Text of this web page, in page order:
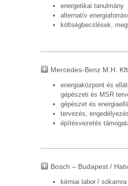
energetikai tanulmány
alternatív
költségbecslések,
Mercedes-Benz M.H.
energiaközpont és
gépészeti és MSR
gépészet és
tervezés,
építésvezetés
Bosch – Budapest /
kémiai labor /